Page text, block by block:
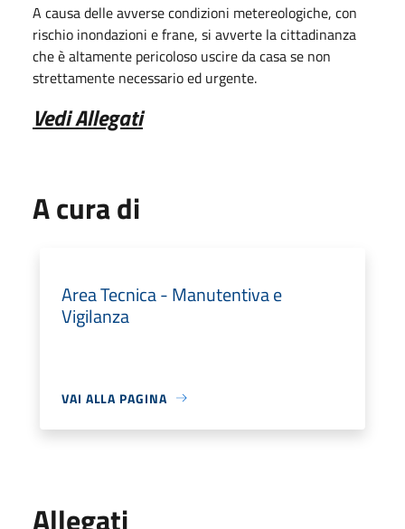
A causa delle avverse condizioni metereologiche, con
rischio inondazioni e frane, si avverte la cittadinanza
che è altamente pericoloso uscire da casa se non
strettamente necessario ed urgente.
Vedi Allegati
A cura di
Area Tecnica - Manutentiva e
Vigilanza
VAI ALLA PAGINA
Allegati